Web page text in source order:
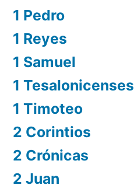
1 Pedro
1 Reyes
1 Samuel
1 Tesalonicenses
1 Timoteo
2 Corintios
2 Crónicas
2 Juan